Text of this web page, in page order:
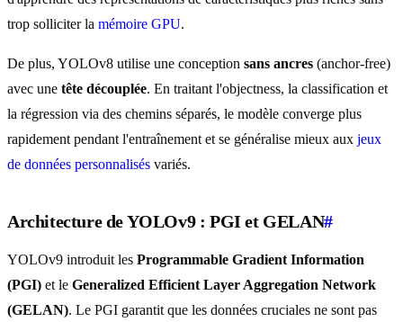
trop solliciter la mémoire GPU.
De plus, YOLOv8 utilise une conception sans ancres (anchor-free)
avec une tête découplée. En traitant l'objectness, la classification et
la régression via des chemins séparés, le modèle converge plus
rapidement pendant l'entraînement et se généralise mieux aux jeux
de données personnalisés variés.
Architecture de YOLOv9 : PGI et GELAN#
YOLOv9 introduit les Programmable Gradient Information
(PGI) et le Generalized Efficient Layer Aggregation Network
(GELAN). Le PGI garantit que les données cruciales ne sont pas